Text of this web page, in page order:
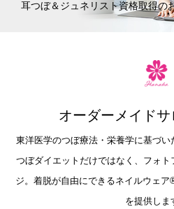
耳つぼ＆ジュネリスト資格取得の
オーダーメイドサ
東洋医学のつぼ療法・栄養学に基づ
つぼダイエットだけではなく、フォ
ジ。着脱が自由にできるネイルウェ
を提供しま